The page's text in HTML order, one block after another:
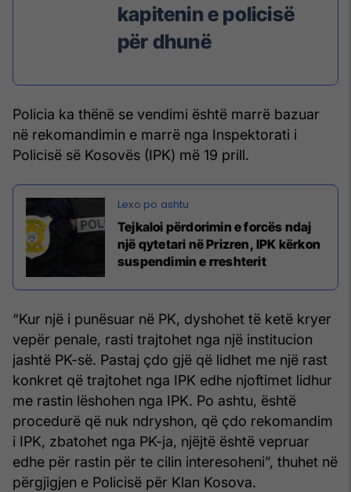
kapitenin e policisë
për dhunë
Policia ka thënë se vendimi është marrë bazuar
në rekomandimin e marrë nga Inspektorati i
Policisë së Kosovës (IPK) më 19 prill.
Tejkaloi përdorimin e forcës ndaj
një qytetari në Prizren, IPK kërkon
suspendimin e rreshterit
“Kur një i punësuar në PK, dyshohet të ketë kryer
vepër penale, rasti trajtohet nga një institucion
jashtë PK-së. Pastaj çdo gjë që lidhet me një rast
konkret që trajtohet nga IPK edhe njoftimet lidhur
me rastin lëshohen nga IPK. Po ashtu, është
procedurë që nuk ndryshon, që çdo rekomandim
i IPK, zbatohet nga PK-ja, njëjtë është vepruar
edhe për rastin për te cilin interesoheni”, thuhet në
përgjigjen e Policisë për Klan Kosova.